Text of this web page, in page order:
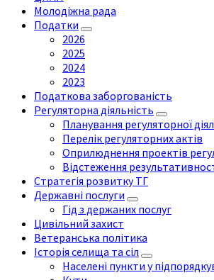
Молодіжна рада
Податки
2026
2025
2024
2023
Податкова заборгованість
Регуляторна діяльність
Планування регуляторної
Перелік регуляторних актів
Оприлюднення проектів
Відстеження
Стратегія розвитку ТГ
Державні послуги
Гід з держаних послуг
Цивільний захист
Ветеранська політика
Історія селища та сіл
Населені пункти у